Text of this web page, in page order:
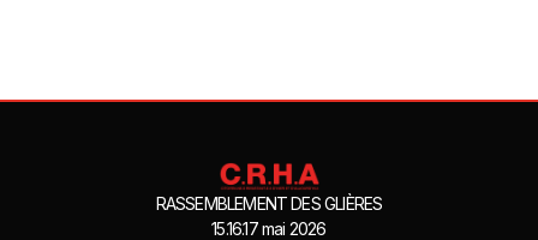
RASSEMBLEMENT DES GLIÈRES
15.16.17 mai 2026